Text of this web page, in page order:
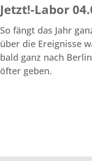
Jetzt!-Labor
So fängt das Jahr
über die Ereignisse
bald ganz nach
öfter geben.